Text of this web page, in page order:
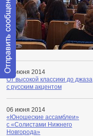
18 июня 2014
От высокой классики до джаза
с русским акцентом
06 июня 2014
«Юношеские ассамблеи»
с «Солистами Нижнего
Новгорода»
Отправить
сообщение
модератору